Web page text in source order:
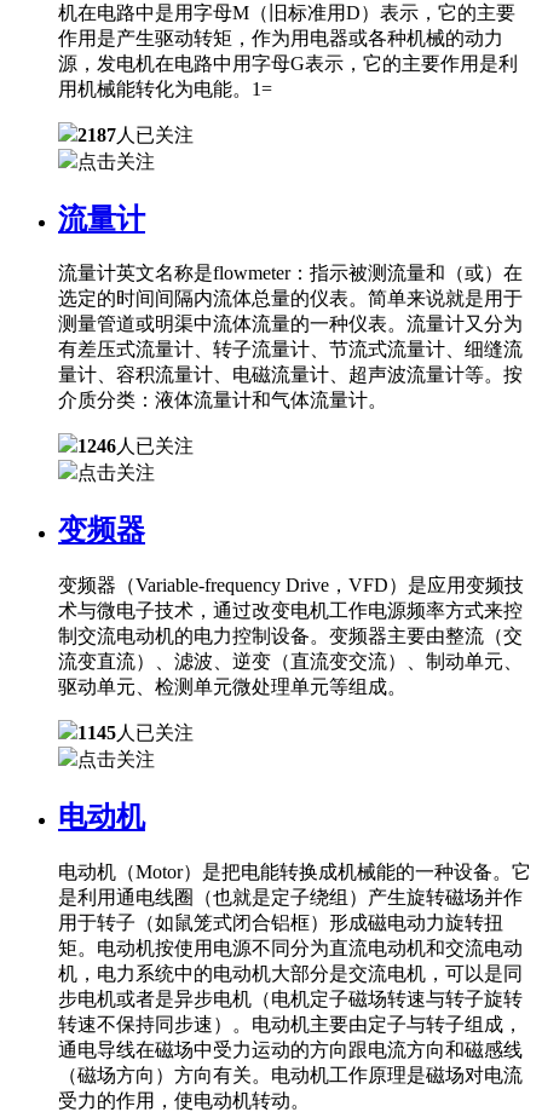
机在电路中是用字母M（旧标准用D）表示，它的主要
作用是产生驱动转矩，作为用电器或各种机械的动力
源，发电机在电路中用字母G表示，它的主要作用是利
用机械能转化为电能。1=
2187人已关注
点击关注
流量计
流量计英文名称是flowmeter：指示被测流量和（或）在
选定的时间间隔内流体总量的仪表。简单来说就是用于
测量管道或明渠中流体流量的一种仪表。流量计又分为
有差压式流量计、转子流量计、节流式流量计、细缝流
量计、容积流量计、电磁流量计、超声波流量计等。按
介质分类：液体流量计和气体流量计。
1246人已关注
点击关注
变频器
变频器（Variable-frequency Drive，VFD）是应用变频技
术与微电子技术，通过改变电机工作电源频率方式来控
制交流电动机的电力控制设备。变频器主要由整流（交
流变直流）、滤波、逆变（直流变交流）、制动单元、
驱动单元、检测单元微处理单元等组成。
1145人已关注
点击关注
电动机
电动机（Motor）是把电能转换成机械能的一种设备。它
是利用通电线圈（也就是定子绕组）产生旋转磁场并作
用于转子（如鼠笼式闭合铝框）形成磁电动力旋转扭
矩。电动机按使用电源不同分为直流电动机和交流电动
机，电力系统中的电动机大部分是交流电机，可以是同
步电机或者是异步电机（电机定子磁场转速与转子旋转
转速不保持同步速）。电动机主要由定子与转子组成，
通电导线在磁场中受力运动的方向跟电流方向和磁感线
（磁场方向）方向有关。电动机工作原理是磁场对电流
受力的作用，使电动机转动。